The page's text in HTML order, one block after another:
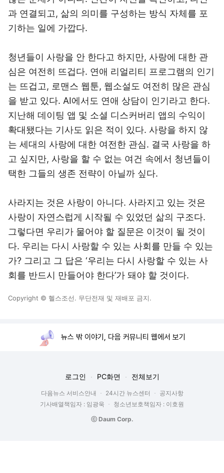
과 연결되고, 삶의 의미를 구성하는 방식 자체를 포
기하는 일에 가깝다.
청년들이 사랑을 안 한다고 하지만, 사랑에 대한 관
심은 여전히 뜨겁다. 연애 리얼리티 프로그램의 인기
는 뜨겁고, 로맨스 웹툰, 웹소설도 여전히 많은 관심
을 받고 있다. AI에서도 연애 상담이 인기라고 한다.
지난해 데이팅 앱 및 소셜 디스커버리 앱의 수익이
확대됐다는 기사도 읽은 적이 있다. 사랑을 하지 않
는 세대의 사랑에 대한 여전한 관심. 결국 사랑을 하
고 싶지만, 사랑을 할 수 없는 여건 속에서 청년들이
택한 그들의 생존 전략이 아닐까 싶다.
사라지는 것은 사랑이 아니다. 사라지고 있는 것은
사랑이 자연스럽게 시작될 수 있었던 삶의 구조다.
그렇다면 우리가 물어야 할 질문은 이것이 될 것이
다. 우리는 다시 사랑할 수 있는 사회를 만들 수 있는
가? 그리고 그 답은 ‘우리는 다시 사랑할 수 있는 사
회를 반드시 만들어야 한다’가 돼야 할 것이다.
Copyright © 헬스조선. 무단전재 및 재배포 금지.
뉴스 밖 이야기, 다음 커뮤니티 웹에서 보기
로그인 PC화면 전체보기
다음뉴스 서비스안내 24시간 뉴스센터
공지사항
기사배열책임자 : 임광욱
청소년보호책임자 : 이호원
ⓒ Daum Corp.